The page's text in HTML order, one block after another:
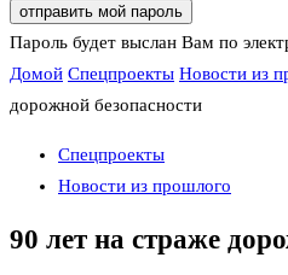
Пароль будет выслан Вам по
Домой Спецпроекты Новости из
дорожной безопасности
Спецпроекты
Новости из прошлого
90 лет на страже